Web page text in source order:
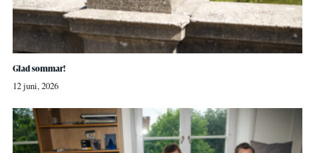
Glad sommar!
12 juni, 2026